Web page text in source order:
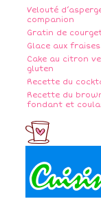
Velouté
companion
Gratin de
Glace aux fraises
Cake au citron
gluten
Recette du
Recette du
fondant et